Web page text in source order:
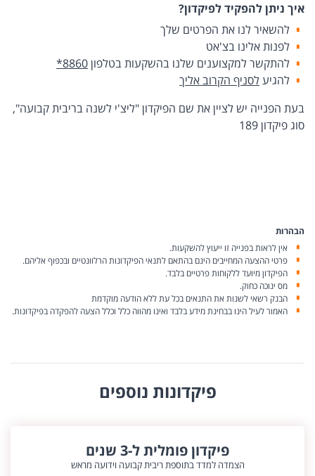
איך ניתן להפקיד לפיקדון?
להשאיר לנו את הפרטים שלך
לפנות אלינו בצ'אט
להתקשר למקצוענים שלנו בהשקעות בטלפון*8860
להגיעלסניף הקרוב אליך
בעת הפנייה יש לציין את שם הפיקדון "ליצ'י לשנה בריבית קבועה",
סוג פיקדון 189
הבהרות
אין לראות בפנייה זו ייעוץ להשקעות.
פרטי ההצעה המחייבים הינם בהתאם לתנאי הפיקדונות הרלוונטיים ובכפוף אליהם.
הפיקדון מיועד ללקוחות פרטיים בלבד.
מס ינוכה כחוק.
הבנק רשאי לשנות את התנאים בכל עת ללא הודעה מוקדמת
האמור לעיל הינו בבחינת מידע בלבד ואינו מהווה כלל וכלל הצעה להפקדה בפיקדונות.
פיקדונות נוספים
פיקדון פומלית ל-3 שנים
הצמדה למדד בתוספת ריבית קבועה וידועה מראש